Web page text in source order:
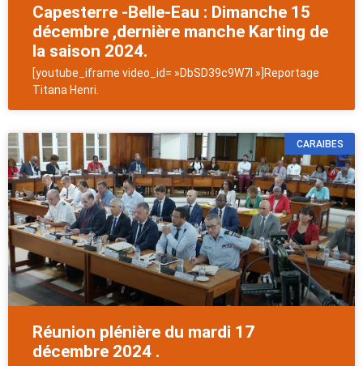
Capesterre -Belle-Eau : Dimanche 15
décembre ,dernière manche Karting de
la saison 2024.
[youtube_iframe video_id= »DbSD39c9W7I »]Reportage
Titana Henri.
CARAIBES
Réunion plénière du mardi 17
décembre 2024 .